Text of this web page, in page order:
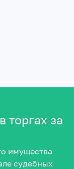
торгах за
имущества
судебных